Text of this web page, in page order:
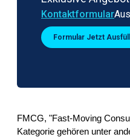
Kontaktformular
Formular Jetzt
FMCG, "Fast-Moving
Kategorie gehören unter